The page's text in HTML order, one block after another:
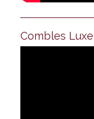
Combles